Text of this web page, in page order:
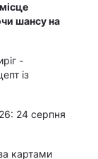
шансу на
-
із
24 серпня
картами